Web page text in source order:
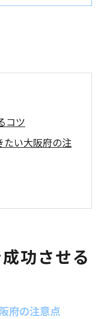
コツ
たい大阪府の注
功の第一歩
ング功させる
府の注意点